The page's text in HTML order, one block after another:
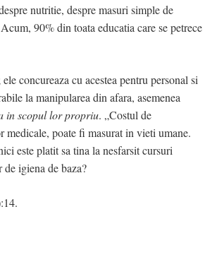
nutritie, despre masuri simple de
Acum, 90% din toata educatia care se petrece
concureaza cu acestea pentru personal si
la manipularea din afara, asemenea
in scopul lor propriu. „Costul de
medicale, poate fi masurat in vieti umane.
este platit sa tina la nesfarsit cursuri
igiena de baza?